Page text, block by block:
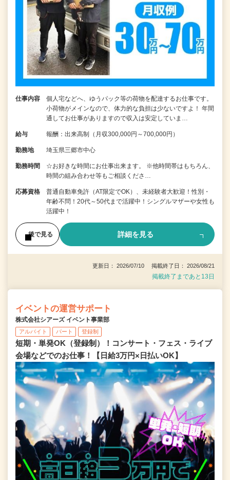
仕事内容
個人宅などへ、ゆうパック等の荷物を配達するお仕事です。
小荷物がメインなので、体力的な負担は少ないですよ！ 年間
通してお仕事がありますので収入は安定していま…
給与 報酬：出来高制（月収300,000円～700,000円）
勤務地 埼玉県三郷市中心
勤務時間
☆お好きな時間にお仕事出来ます。 ※他時間帯はもちろん、
時間の組み合わせ等もご相談くださ…
応募資格
普通自動車免許（AT限定でOK）、未経験者大歓迎！性別・
年齢不問！20代～50代まで活躍中！シングルマザーや女性も
活躍中！
後で見る 詳細を見る
更新日： 2026/07/10 掲載終了日： 2026/08/21
掲載終了まであと13日
イベントの運営サポート
株式会社シアーズ イベント事業部
アルバイト パート 登録制
短期・単発OK（登録制）！コンサート・フェス・ライブ
会場などでのお仕事！【日給3万円×日払いOK】